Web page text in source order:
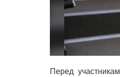
Перед